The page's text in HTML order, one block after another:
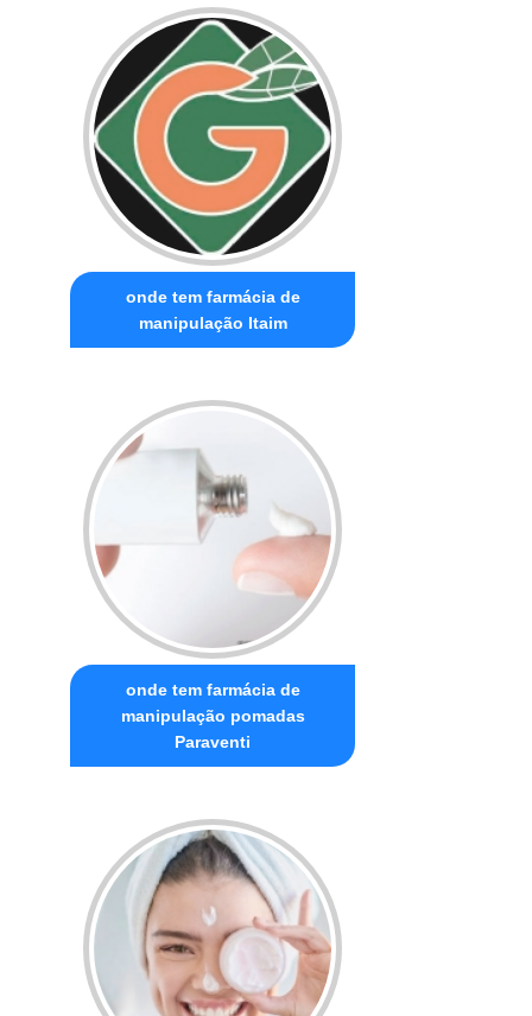
onde tem farmácia de
manipulação Itaim
onde tem farmácia de
manipulação pomadas
Paraventi